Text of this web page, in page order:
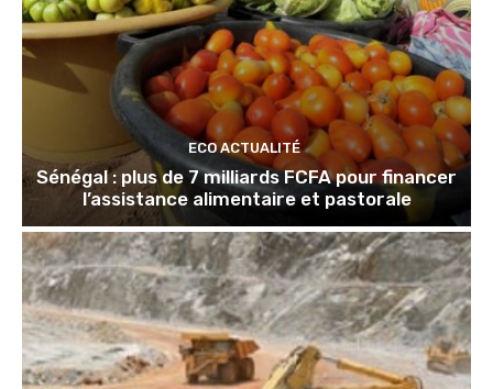
ECO ACTUALITÉ
Sénégal : plus de 7 milliards FCFA pour financer
l’assistance alimentaire et pastorale